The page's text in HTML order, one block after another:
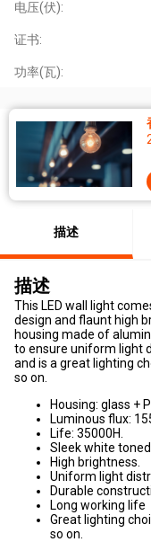
电压(伏):
证书:
功率(瓦):
描述
描述
This LED wall light
design and flaunt high
housing made of
to ensure uniform light
and is a great lighting
so on.
Housing: glass +
Luminous flux:
Life: 35000H.
Sleek white
High brightness.
Uniform light
Durable
Long working life
Great lighting
so on.